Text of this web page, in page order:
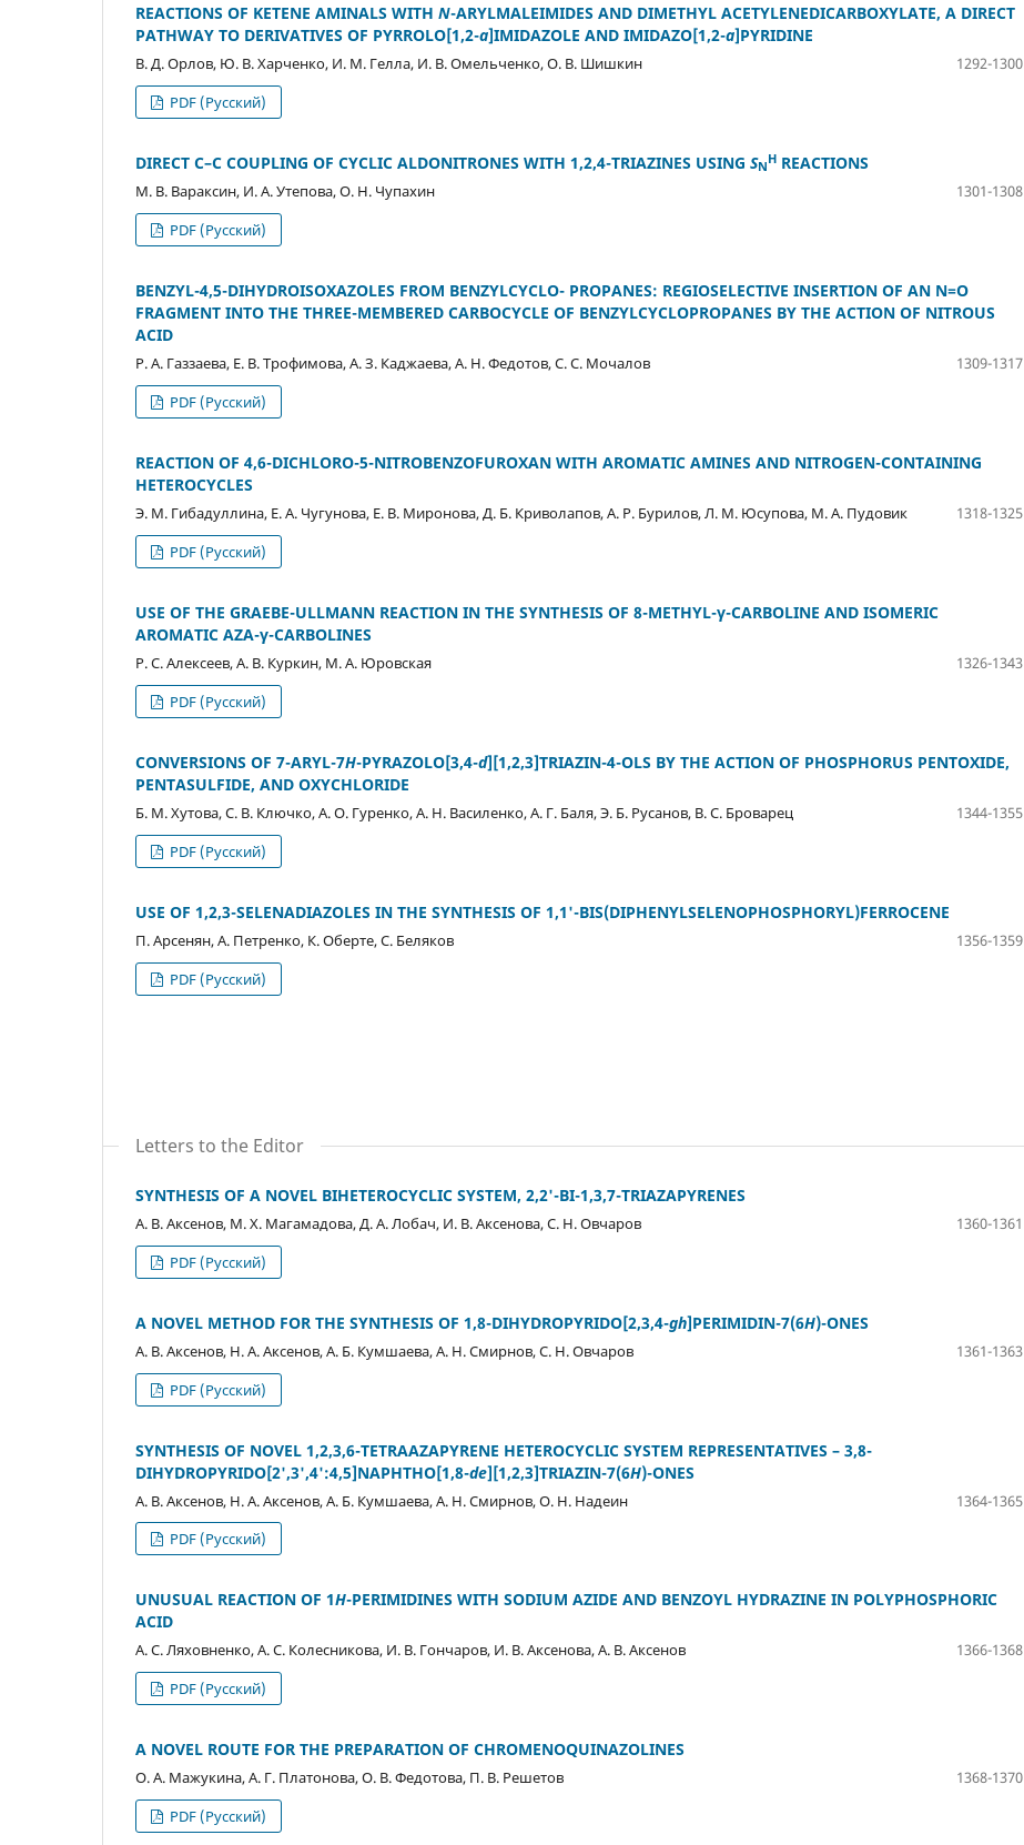
REACTIONS OF KETENE AMINALS WITH N-ARYLMALEIMIDES AND DIMETHYL ACETYLENEDICARBOXYLATE, A DIRECT
PATHWAY TO DERIVATIVES OF PYRROLO[1,2-a]IMIDAZOLE AND IMIDAZO[1,2-a]PYRIDINE
В. Д. Орлов, Ю. В. Харченко, И. М. Гелла, И. В. Омельченко, О. В. Шишкин
1292-1300
PDF (Русский)
DIRECT C–C COUPLING OF CYCLIC ALDONITRONES WITH 1,2,4-TRIAZINES USING SN
H REACTIONS
М. В. Вараксин, И. А. Утепова, О. Н. Чупахин
1301-1308
PDF (Русский)
BENZYL-4,5-DIHYDROISOXAZOLES FROM BENZYLCYCLO- PROPANES: REGIOSELECTIVE INSERTION OF AN N=O
FRAGMENT INTO THE THREE-MEMBERED CARBOCYCLE OF BENZYLCYCLOPROPANES BY THE ACTION OF NITROUS
ACID
Р. А. Газзаева, Е. В. Трофимова, А. З. Каджаева, А. Н. Федотов, С. С. Мочалов
1309-1317
PDF (Русский)
REACTION OF 4,6-DICHLORO-5-NITROBENZOFUROXAN WITH AROMATIC AMINES AND NITROGEN-CONTAINING
HETEROCYCLES
Э. М. Гибадуллина, Е. А. Чугунова, Е. В. Миронова, Д. Б. Криволапов, А. Р. Бурилов, Л. М. Юсупова, М. А. Пудовик
1318-1325
PDF (Русский)
USE OF THE GRAEBE-ULLMANN REACTION IN THE SYNTHESIS OF 8-METHYL-γ-CARBOLINE AND ISOMERIC
AROMATIC AZA-γ-CARBOLINES
Р. С. Алексеев, А. В. Куркин, М. А. Юровская
1326-1343
PDF (Русский)
CONVERSIONS OF 7-ARYL-7H-PYRAZOLO[3,4-d][1,2,3]TRIAZIN-4-OLS BY THE ACTION OF PHOSPHORUS PENTOXIDE,
PENTASULFIDE, AND OXYCHLORIDE
Б. М. Хутова, С. В. Ключко, А. О. Гуренко, А. Н. Василенко, А. Г. Баля, Э. Б. Русанов, В. С. Броварец
1344-1355
PDF (Русский)
USE OF 1,2,3-SELENADIAZOLES IN THE SYNTHESIS OF 1,1'-BIS(DIPHENYLSELENOPHOSPHORYL)FERROCENE
П. Арсенян, А. Петренко, К. Оберте, С. Беляков
1356-1359
PDF (Русский)
Letters to the Editor
SYNTHESIS OF A NOVEL BIHETEROCYCLIC SYSTEM, 2,2'-BI-1,3,7-TRIAZAPYRENES
А. В. Аксенов, М. Х. Магамадова, Д. А. Лобач, И. В. Аксенова, С. Н. Овчаров
1360-1361
PDF (Русский)
A NOVEL METHOD FOR THE SYNTHESIS OF 1,8-DIHYDROPYRIDO[2,3,4-gh]PERIMIDIN-7(6H)-ONES
А. В. Аксенов, Н. А. Аксенов, А. Б. Кумшаева, А. Н. Смирнов, С. Н. Овчаров
1361-1363
PDF (Русский)
SYNTHESIS OF NOVEL 1,2,3,6-TETRAAZAPYRENE HETEROCYCLIC SYSTEM REPRESENTATIVES – 3,8-
DIHYDROPYRIDO[2',3',4':4,5]NAPHTHO[1,8-de][1,2,3]TRIAZIN-7(6H)-ONES
А. В. Аксенов, Н. А. Аксенов, А. Б. Кумшаева, А. Н. Смирнов, O. H. Надеин
1364-1365
PDF (Русский)
UNUSUAL REACTION OF 1H-PERIMIDINES WITH SODIUM AZIDE AND BENZOYL HYDRAZINE IN POLYPHOSPHORIC
ACID
А. С. Ляховненко, А. С. Колесникова, И. В. Гончаров, И. В. Аксенова, А. В. Аксенов
1366-1368
PDF (Русский)
A NOVEL ROUTE FOR THE PREPARATION OF CHROMENOQUINAZOLINES
О. А. Мажукина, А. Г. Платонова, О. В. Федотова, П. В. Решетов
1368-1370
PDF (Русский)